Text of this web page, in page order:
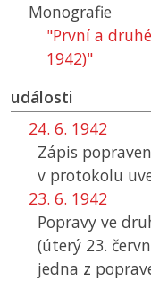
Monografie
"První a
1942)"
události
24. 6. 1942
Zápis
v protokolu
23. 6. 1942
Popravy ve
(úterý 23.
jedna z